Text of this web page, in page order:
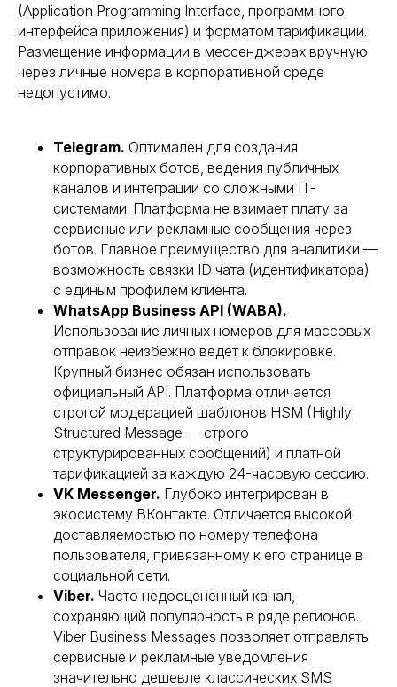
(Application Programming Interface, программного
интерфейса приложения) и форматом тарификации.
Размещение информации в мессенджерах вручную
через личные номера в корпоративной среде
недопустимо.
Telegram. Оптимален для создания
корпоративных ботов, ведения публичных
каналов и интеграции со сложными IT-
системами. Платформа не взимает плату за
сервисные или рекламные сообщения через
ботов. Главное преимущество для аналитики —
возможность связки ID чата (идентификатора)
с единым профилем клиента.
WhatsApp Business API (WABA).
Использование личных номеров для массовых
отправок неизбежно ведет к блокировке.
Крупный бизнес обязан использовать
официальный API. Платформа отличается
строгой модерацией шаблонов HSM (Highly
Structured Message — строго
структурированных сообщений) и платной
тарификацией за каждую 24-часовую сессию.
VK Messenger. Глубоко интегрирован в
экосистему ВКонтакте. Отличается высокой
доставляемостью по номеру телефона
пользователя, привязанному к его странице в
социальной сети.
Viber. Часто недооцененный канал,
сохраняющий популярность в ряде регионов.
Viber Business Messages позволяет отправлять
сервисные и рекламные уведомления
значительно дешевле классических SMS